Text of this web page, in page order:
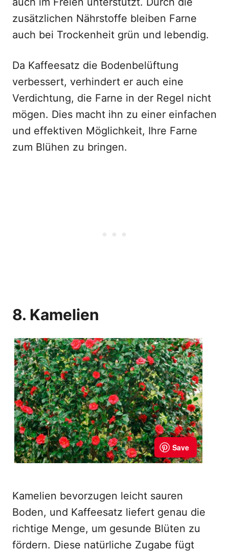
zusätzlichen Nährstoffe bleiben Farne
auch bei Trockenheit grün und lebendig.
Da Kaffeesatz die Bodenbelüftung
verbessert, verhindert er auch eine
Verdichtung, die Farne in der Regel nicht
mögen. Dies macht ihn zu einer einfachen
und effektiven Möglichkeit, Ihre Farne
zum Blühen zu bringen.
8. Kamelien
Kamelien bevorzugen leicht sauren
Boden, und Kaffeesatz liefert genau die
richtige Menge, um gesunde Blüten zu
fördern. Diese natürliche Zugabe fügt